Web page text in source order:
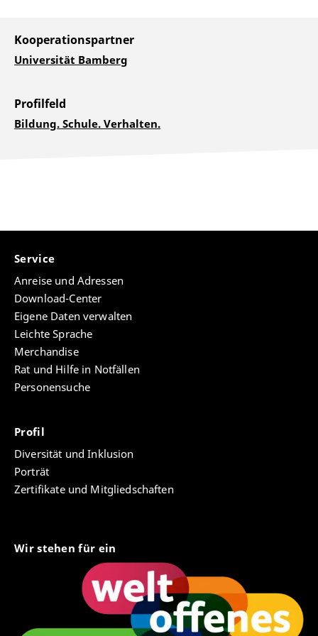
Kooperationspartner
Universität Bamberg
Profilfeld
Bildung. Schule. Verhalten.
Service
Anreise und Adressen
Download-Center
Eigene Daten verwalten
Leichte Sprache
Merchandise
Rat und Hilfe in Notfällen
Personensuche
Profil
Diversität und Inklusion
Porträt
Zertifikate und Mitgliedschaften
Wir stehen für ein